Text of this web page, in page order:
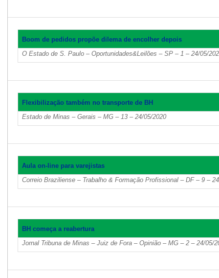
Boom de pedidos propõe dilema de encolher depois
O Estado de S. Paulo – Oportunidades&Leilões – SP – 1 – 24/05/
Flexibilização também no transporte de BH
Estado de Minas – Gerais – MG – 13 – 24/05/2020
Aula on-line para varejistas
Correio Braziliense – Trabalho & Formação Profissional – DF – 9 –
BH começa a reabertura
Jornal Tribuna de Minas – Juiz de Fora – Opinião – MG – 2 – 24/05/